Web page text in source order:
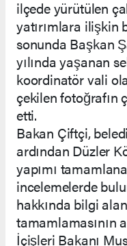
ilçede yürütülen
yatırımlara ilişkin
sonunda Başkan
yılında yaşanan
koordinatör vali
çekilen fotoğrafın
etti.
Bakan Çiftçi,
ardından Düzler
yapımı
incelemelerde
hakkında bilgi
tamamlamasının
İçişleri Bakanı